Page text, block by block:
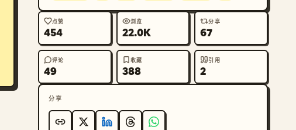
点赞
454
浏览
22.0K
分享
67
评论
49
收藏
388
引用
2
分享